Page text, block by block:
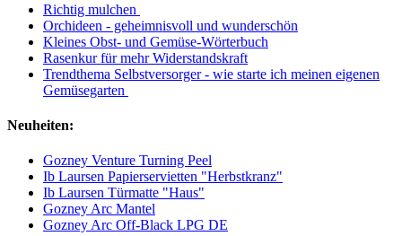
Richtig mulchen
Orchideen - geheimnisvoll und wunderschön
Kleines Obst- und Gemüse-Wörterbuch
Rasenkur für mehr Widerstandskraft
Trendthema Selbstversorger - wie starte ich meinen eigenen
Gemüsegarten
Neuheiten:
Gozney Venture Turning Peel
Ib Laursen Papierservietten "Herbstkranz"
Ib Laursen Türmatte "Haus"
Gozney Arc Mantel
Gozney Arc Off-Black LPG DE